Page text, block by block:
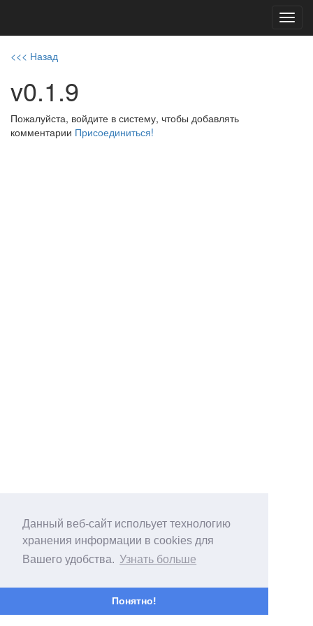
Данный веб-сайт испольует технологию
хранения информации в cookies для
Вашего удобства. Узнать больше
Понятно!
<<< Назад
v0.1.9
Пожалуйста, войдите в систему, чтобы добавлять
комментарии Присоединиться!